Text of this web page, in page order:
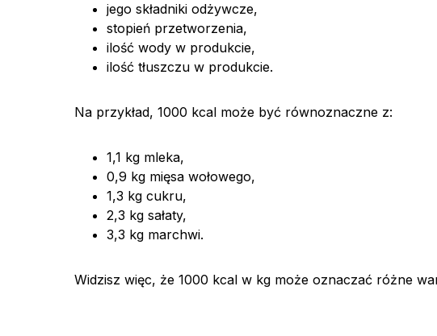
jego składniki odżywcze,
stopień przetworzenia,
ilość wody w produkcie,
ilość tłuszczu w produkcie.
Na przykład, 1000 kcal może być równoznaczne z:
1,1 kg mleka,
0,9 kg mięsa wołowego,
1,3 kg cukru,
2,3 kg sałaty,
3,3 kg marchwi.
Widzisz więc, że 1000 kcal w kg może oznaczać różne